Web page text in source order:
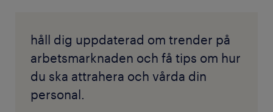
håll dig uppdaterad om trender på
arbetsmarknaden och få tips om hur
du ska attrahera och vårda din
personal.